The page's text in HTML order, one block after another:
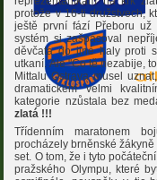
protože v 16-ti družstvech,
ještě první fází Přeboru
systém si zašpásoval
děvčata do jiné haly proti
utkaní. Ale "Co tě nezabije,
Mittalu Ostrava musel
dramatickém velmi
kategorie nzůstala bez
zlatá !!!
Třídenním maratonem
procházely brněnské
set. O tom, že i tyto
pražského Olympu, které